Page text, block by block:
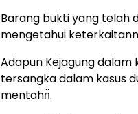
Barang bukti yang telah
mengetahui
Adapun Kejagung
tersangka dalam kasus
mentahn̈.